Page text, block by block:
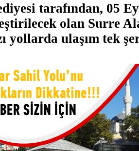
tarafından, 05
olan Surre
yollarda ulaşım tek